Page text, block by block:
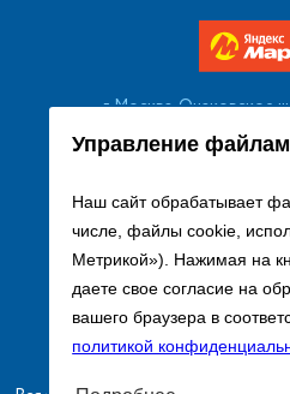
Управление
Наш сайт обрабатывает
числе, файлы cookie,
Метрикой»). Нажимая на
даете свое согласие на
вашего браузера в
политикой
г. Москва, Очаковское
+7 (495)
Заказать